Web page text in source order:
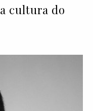
cultura do